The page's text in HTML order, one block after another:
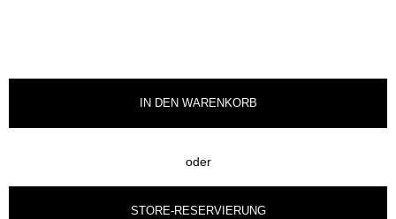
IN DEN WARENKORB
oder
STORE-RESERVIERUNG